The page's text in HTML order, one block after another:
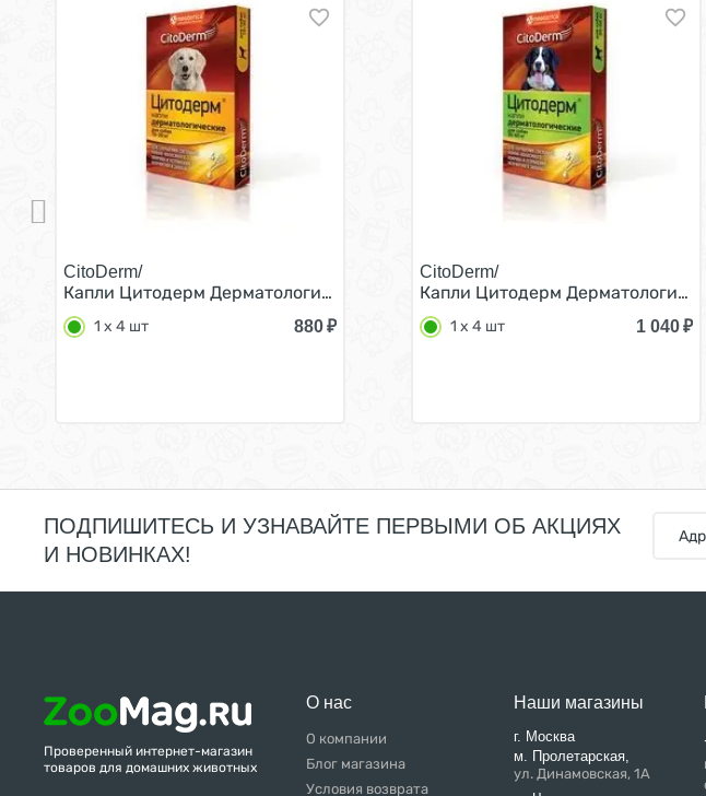
CitoDerm/
Капли Цитодерм Дерматологические для собак весом 10-30 кг 1 х 4 шт
1 х 4 шт 880₽
CitoDerm/
Капли Цитодерм
1 х 4 шт 1 040₽
ПОДПИШИТЕСЬ И УЗНАВАЙТЕ ПЕРВЫМИ ОБ АКЦИЯХ
И НОВИНКАХ!
Проверенный интернет-магазин
товаров для домашних животных
О нас
О компании
Блог магазина
Условия возврата
Наши магазины
г. Москва
м. Пролетарская,
ул. Динамовская, 1А